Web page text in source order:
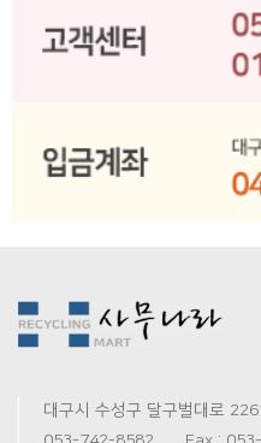
대구시 수성구 달구벌대로